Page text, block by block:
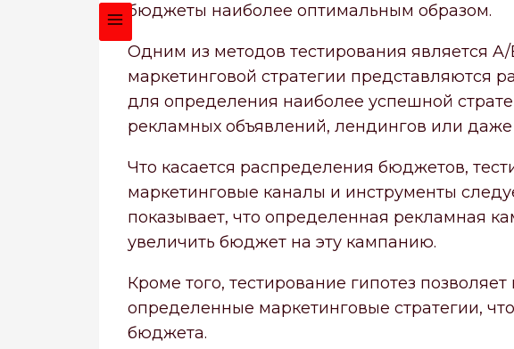
бюджеты наиболее оптимальным образом.
Одним из методов тестирования является
маркетинговой стратегии представляются
для определения наиболее успешной
рекламных объявлений, лендингов или
Что касается распределения бюджетов,
маркетинговые каналы и инструменты
показывает, что определенная рекламная
увеличить бюджет на эту кампанию.
Кроме того, тестирование гипотез
определенные маркетинговые стратегии,
бюджета.